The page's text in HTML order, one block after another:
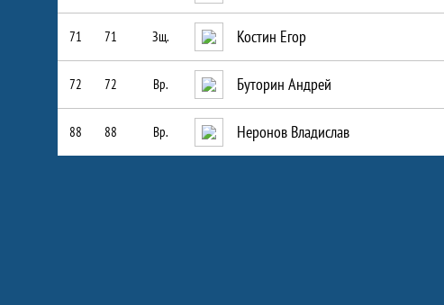
71 71 Зщ. Костин Егор
72 72 Вр. Буторин Андрей
88 88 Вр. Неронов Владислав